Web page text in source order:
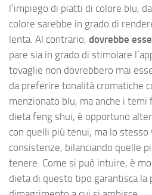
l’impiego di piatti di colore blu,
colore sarebbe in grado di
lenta. Al contrario, dovrebbe
pare sia in grado di stimolare
tovaglie non dovrebbero mai
da preferire tonalità cromatiche
menzionato blu, ma anche i temi
dieta feng shui, è opportuno
con quelli più tenui, ma lo stesso
consistenze, bilanciando quelle
tenere. Come si può intuire, è
dieta di questo tipo garantisca la